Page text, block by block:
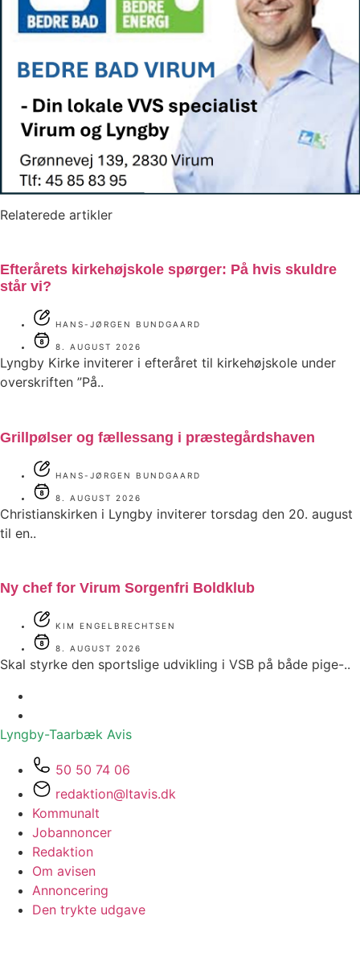
Relaterede artikler
Efterårets kirkehøjskole spørger: På hvis skuldre
står vi?
HANS-JØRGEN BUNDGAARD
8. AUGUST 2026
Lyngby Kirke inviterer i efteråret til kirkehøjskole under
overskriften ”På..
Grillpølser og fællessang i præstegårdshaven
HANS-JØRGEN BUNDGAARD
8. AUGUST 2026
Christianskirken i Lyngby inviterer torsdag den 20. august
til en..
Ny chef for Virum Sorgenfri Boldklub
KIM ENGELBRECHTSEN
8. AUGUST 2026
Skal styrke den sportslige udvikling i VSB på både pige-..
Lyngby-Taarbæk Avis
50 50 74 06
redaktion@ltavis.dk
Kommunalt
Jobannoncer
Redaktion
Om avisen
Annoncering
Den trykte udgave